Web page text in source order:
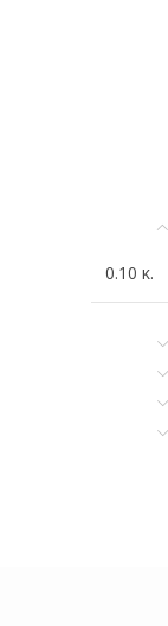
0.10 κ.